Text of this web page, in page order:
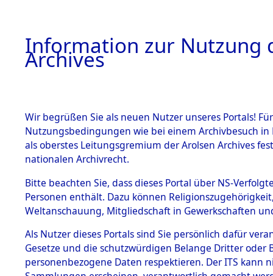
BESTÄNDE
1.
Inhaftierungsdoku
mente
1.2.9 Beim ITS
Effekten
1.2.9.1
Effekten aus
0002
Information zur Nutzung
Archives
Wir begrüßen Sie als neuen Nutzer unseres Portals!
Nutzungsbedingungen wie bei einem Archivbesuch
als oberstes Leitungsgremium der Arolsen Archives
nationalen Archivrecht.
Bitte beachten Sie, dass dieses Portal über NS-
Personen enthält. Dazu können
Weltanschauung, Mitgliedschaft in Gewerkschaften
Als Nutzer dieses Portals sind Sie persönlich dafür
Gesetze und die schutzwürdigen Belange Dritter
personenbezogene Daten respektieren. Der ITS